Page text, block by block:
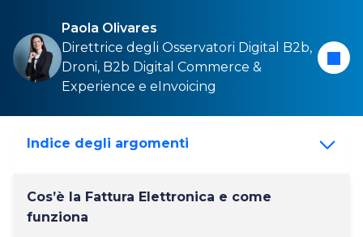
Paola Olivares
Direttrice degli Osservatori Digital B2b,
Droni, B2b Digital Commerce &
Experience e eInvoicing
Indice degli argomenti
Cos’è la Fattura Elettronica e come
funziona